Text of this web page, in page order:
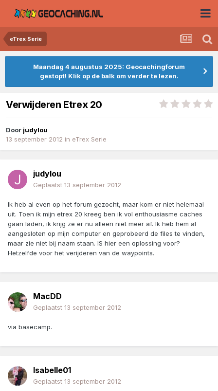
eTrex Serie
Maandag 4 augustus 2025: Geocachingforum
gestopt! Klik op de balk om verder te lezen.
Verwijderen Etrex 20
Door judylou
13 september 2012 in eTrex Serie
judylou
Geplaatst 13 september 2012
Ik heb al even op het forum gezocht, maar kom er niet helemaal
uit. Toen ik mijn etrex 20 kreeg ben ik vol enthousiasme caches
gaan laden, ik krijg ze er nu alleen niet meer af. Ik heb hem al
aangesloten op mijn computer en geprobeerd de files te vinden,
maar zie niet bij naam staan. IS hier een oplossing voor?
Hetzelfde voor het verijderen van de waypoints.
MacDD
Geplaatst 13 september 2012
via basecamp.
Isabelle01
Geplaatst 13 september 2012